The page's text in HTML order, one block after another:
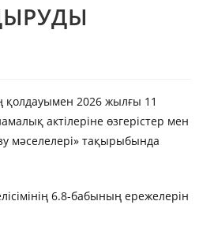
2026 жылғы 11
актілеріне өзгерістер мен
мәселелері» тақырыбында
6.8-бабының ережелерін